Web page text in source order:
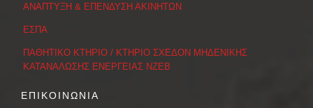
ΑΝΑΠΤΥΞΗ & ΕΠΕΝΔΥΣΗ ΑΚΙΝΗΤΩΝ
ΕΣΠΑ
ΠΑΘΗΤΙΚΟ ΚΤΗΡΙΟ / ΚΤΗΡΙΟ ΣΧΕΔΟΝ ΜΗΔΕΝΙΚΗΣ
ΚΑΤΑΝΑΛΩΣΗΣ ΕΝΕΡΓΕΙΑΣ ΝΖΕΒ
ΕΠΙΚΟΙΝΩΝΙΑ